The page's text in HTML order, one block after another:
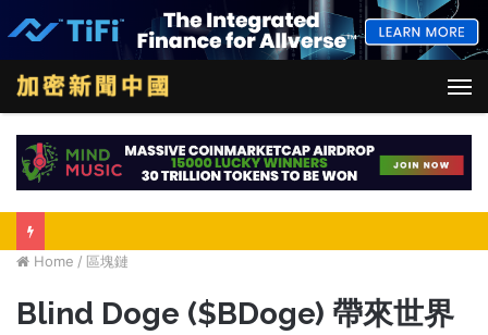
Home / 區塊鏈
Blind Doge ($BDoge) 帶來世界